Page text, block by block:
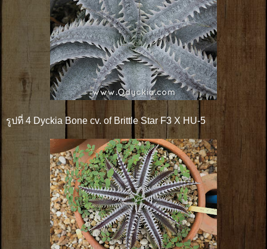
รูปที่ 4 Dyckia Bone cv. of Brittle Star F3 X HU-5